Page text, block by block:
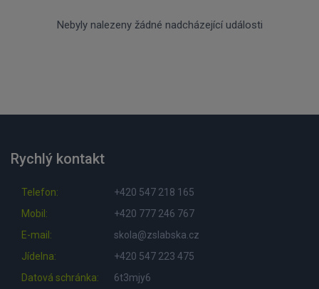
Nebyly nalezeny žádné nadcházející události
Rychlý kontakt
Telefon:
+420 547 218 165
Mobil:
+420 777 246 767
E-mail:
skola@zslabska.cz
Jídelna:
+420 547 223 475
Datová schránka:
6t3mjy6